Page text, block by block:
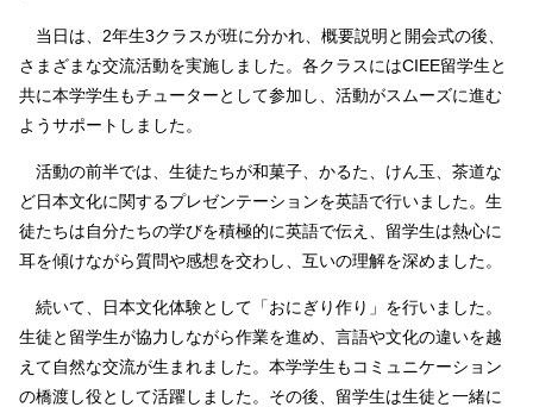
当日は、2年生3クラスが班に分かれ、概要説明と開会式の後、
さまざまな交流活動を実施しました。各クラスにはCIEE留学生と
共に本学学生もチューターとして参加し、活動がスムーズに進む
ようサポートしました。
活動の前半では、生徒たちが和菓子、かるた、けん玉、茶道な
ど日本文化に関するプレゼンテーションを英語で行いました。生
徒たちは自分たちの学びを積極的に英語で伝え、留学生は熱心に
耳を傾けながら質問や感想を交わし、互いの理解を深めました。
続いて、日本文化体験として「おにぎり作り」を行いました。
生徒と留学生が協力しながら作業を進め、言語や文化の違いを越
えて自然な交流が生まれました。本学学生もコミュニケーション
の橋渡し役として活躍しました。その後、留学生は生徒と一緒に